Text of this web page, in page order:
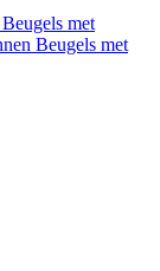
Beugels met
Beugels met